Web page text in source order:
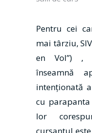
Pentru cei
mai târziu,
en Vol”) ,
înseamnă
intenţionată
cu
lor
cursantul